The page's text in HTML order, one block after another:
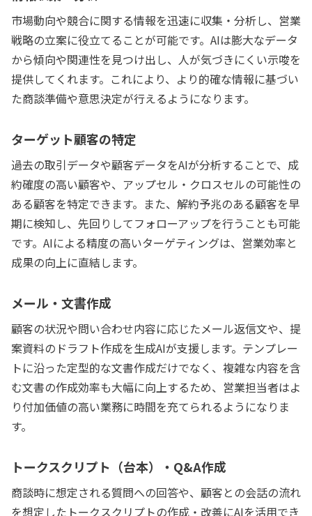
市場動向や競合に関する情報を迅速に収集・分析し、営業
戦略の立案に役立てることが可能です。AIは膨大なデータ
から傾向や関連性を見つけ出し、人が気づきにくい示唆を
提供してくれます。これにより、より的確な情報に基づい
た商談準備や意思決定が行えるようになります。
ターゲット顧客の特定
過去の取引データや顧客データをAIが分析することで、成
約確度の高い顧客や、アップセル・クロスセルの可能性の
ある顧客を特定できます。また、解約予兆のある顧客を早
期に検知し、先回りしてフォローアップを行うことも可能
です。AIによる精度の高いターゲティングは、営業効率と
成果の向上に直結します。
メール・文書作成
顧客の状況や問い合わせ内容に応じたメール返信文や、提
案資料のドラフト作成を生成AIが支援します。テンプレー
トに沿った定型的な文書作成だけでなく、複雑な内容を含
む文書の作成効率も大幅に向上するため、営業担当者はよ
り付加価値の高い業務に時間を充てられるようになりま
す。
トークスクリプト（台本）・Q&A作成
商談時に想定される質問への回答や、顧客との会話の流れ
を想定したトークスクリプトの作成・改善にAIを活用でき